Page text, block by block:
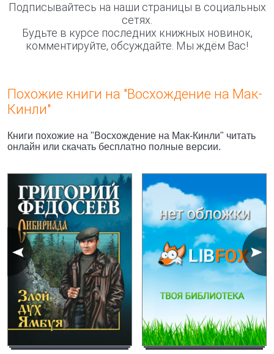
Подписывайтесь на наши страницы в социальных
сетях.
Будьте в курсе последних книжных новинок,
комментируйте, обсуждайте. Мы ждём Вас!
Похожие книги на "Восхождение на Мак-
Кинли"
Книги похожие на "Восхождение на Мак-Кинли" читать
онлайн или скачать бесплатно полные версии.